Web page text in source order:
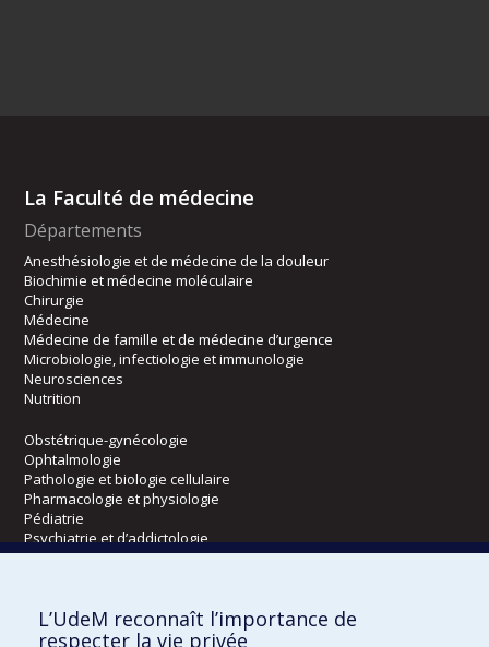
La Faculté de médecine
Départements
Anesthésiologie et de médecine de la douleur
Biochimie et médecine moléculaire
Chirurgie
Médecine
Médecine de famille et de médecine d’urgence
Microbiologie, infectiologie et immunologie
Neurosciences
Nutrition
Obstétrique-gynécologie
Ophtalmologie
Pathologie et biologie cellulaire
Pharmacologie et physiologie
Pédiatrie
Psychiatrie et d’addictologie
Radiologie, radio-oncologie et médecine nucléaire
Écoles
L’UdeM reconnaît l’importance de
respecter la vie privée